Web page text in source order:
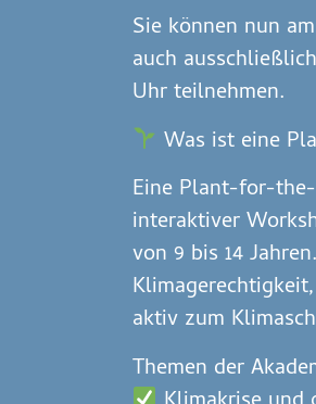
Sie können nun
auch
Uhr teilnehmen.
Was ist eine
Eine Plant-for-
interaktiver
von 9 bis 14
aktiv zum
Themen der